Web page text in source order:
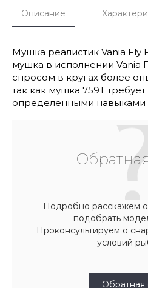
Описание
Мушка реалистик Vania Fly
мушка в исполнении Vania
спросом в кругах более
так как мушка 759T
определенными навыками
Подробно расскажем
подобрать
Проконсультируем о
условий
Обратная